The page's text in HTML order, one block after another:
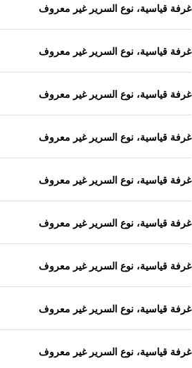
غرفة قياسية، نوع السرير غير معروف
غرفة قياسية، نوع السرير غير معروف
غرفة قياسية، نوع السرير غير معروف
غرفة قياسية، نوع السرير غير معروف
غرفة قياسية، نوع السرير غير معروف
غرفة قياسية، نوع السرير غير معروف
غرفة قياسية، نوع السرير غير معروف
غرفة قياسية، نوع السرير غير معروف
غرفة قياسية، نوع السرير غير معروف